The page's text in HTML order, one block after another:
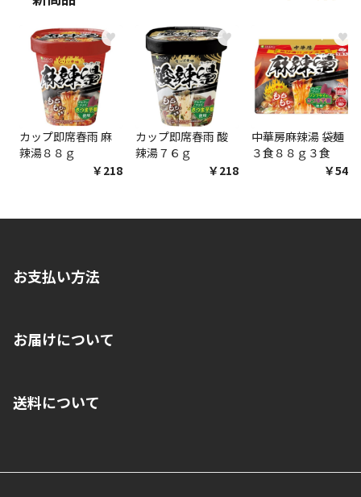
♥
カップ即席春雨 麻
辣湯８８ｇ
￥218
♥
カップ即席春雨 酸
辣湯７６ｇ
￥218
♥
中華房麻辣湯 袋麺
３食８８ｇ３食
￥548
お支払い方法
いいただくことはできません。ご了承ください。
■代金引換(代引)※手数料がかかります
お届けについて
ご注文が確認出来次第、1～4営業日に発送いたします。「お取り
業日にてお引渡しとなります。(離島などの場合、例外もあります)
送料について